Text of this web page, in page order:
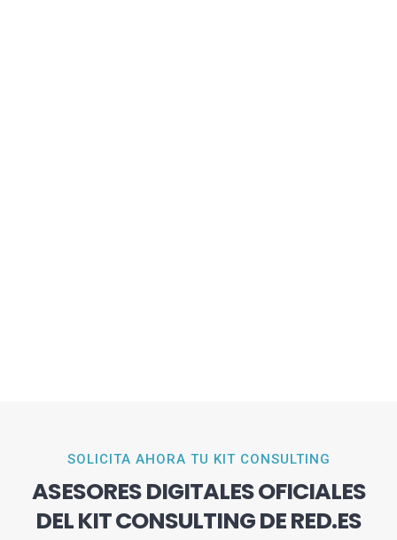
SOLICITA AHORA TU KIT CONSULTING
ASESORES DIGITALES OFICIALES
DEL KIT CONSULTING DE RED.ES